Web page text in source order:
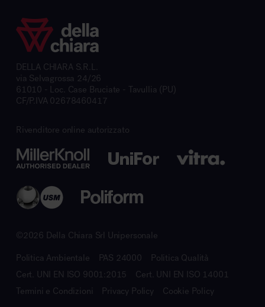
DELLA CHIARA S.R.L.
via Selvagrossa 24/26
61010 - Loc. Case Bruciate - Tavullia (PU)
CF/P.IVA 02678460417
Rivenditore online autorizzato
©2026 Della Chiara Srl Unipersonale
Politica Ambientale PAS 24000
Politica Qualità
Cert. UNI EN ISO 9001:2015
Cert. UNI EN ISO 14001
Termini e Condizioni
Privacy Policy Cookie Policy